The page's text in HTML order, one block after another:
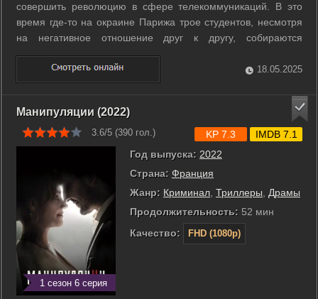
совершить революцию в сфере телекоммуникаций. В это
время где-то на окраине Парижа трое студентов, несмотря
на негативное отношение друг к другу, собираются
реализовать свой замысел: первый в мире сервис обмена
эротическими сообщениями. ...
18.05.2025
Манипуляции (2022)
3.6/5 (390 гол.)
1 сезон 6 серия
Год выпуска: 2022
Страна: Франция
Жанр: Криминал Триллеры
Драмы
Продолжительность: 52 мин
Качество:
FHD (1080p)
KP 7.3 IMDB 7.1